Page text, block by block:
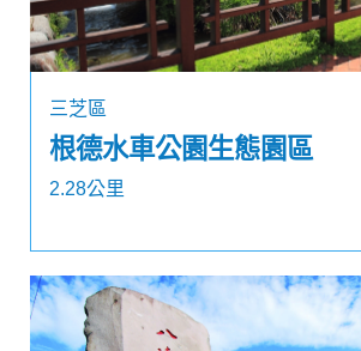
三芝區
根德水車公園生態園區
2.28公里